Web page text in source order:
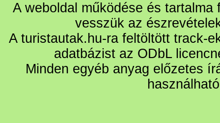
A weboldal működése és
vesszük az
A turistautak.hu-ra feltöltött track-
adatbázist az ODbL
Minden egyéb anyag előzetes